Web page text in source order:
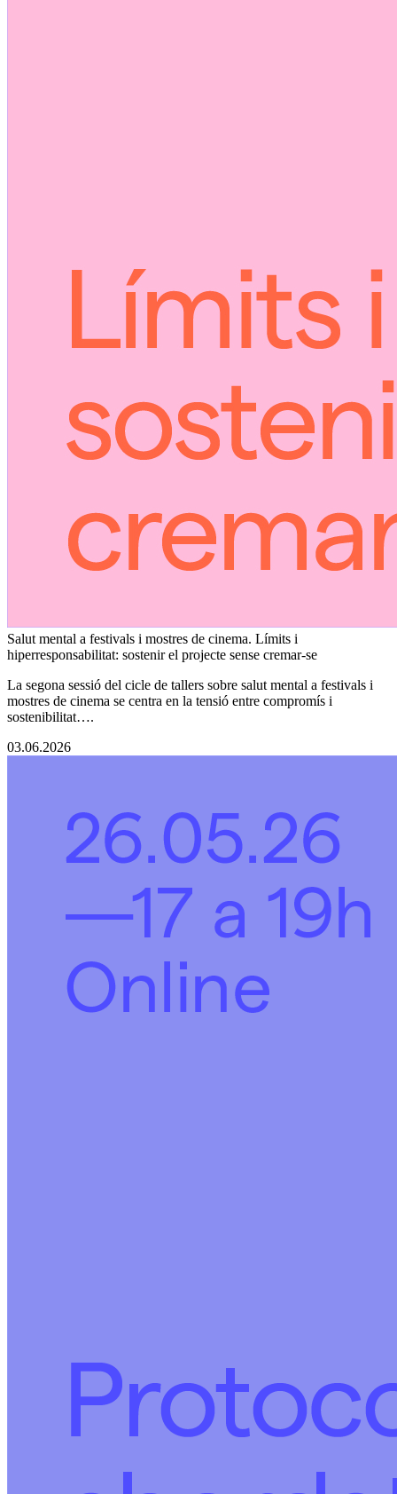
Salut mental a festivals i mostres de cinema. Límits i
hiperresponsabilitat: sostenir el projecte sense cremar-se
La segona sessió del cicle de tallers sobre salut mental a festivals i
mostres de cinema se centra en la tensió entre compromís i
sostenibilitat….
03.06.2026